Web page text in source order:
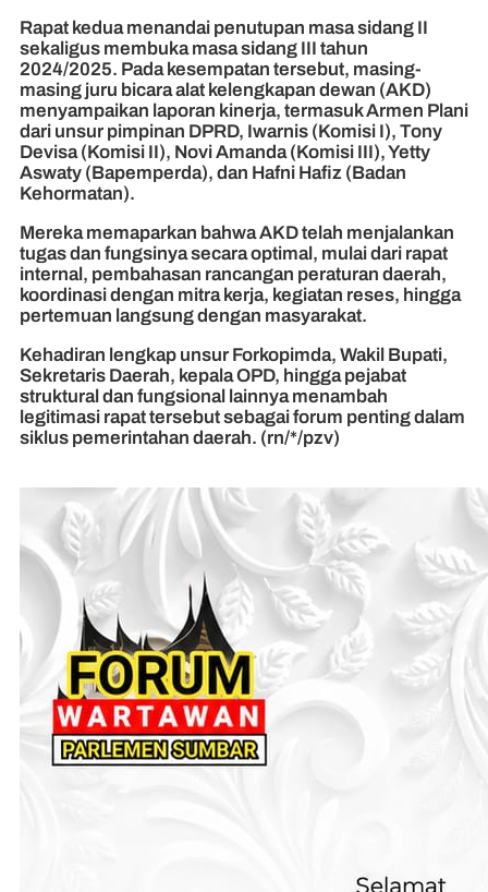
Rapat kedua menandai penutupan masa sidang II
sekaligus membuka masa sidang III tahun
2024/2025. Pada kesempatan tersebut, masing-
masing juru bicara alat kelengkapan dewan (AKD)
menyampaikan laporan kinerja, termasuk Armen Plani
dari unsur pimpinan DPRD, Iwarnis (Komisi I), Tony
Devisa (Komisi II), Novi Amanda (Komisi III), Yetty
Aswaty (Bapemperda), dan Hafni Hafiz (Badan
Kehormatan).
Mereka memaparkan bahwa AKD telah menjalankan
tugas dan fungsinya secara optimal, mulai dari rapat
internal, pembahasan rancangan peraturan daerah,
koordinasi dengan mitra kerja, kegiatan reses, hingga
pertemuan langsung dengan masyarakat.
Kehadiran lengkap unsur Forkopimda, Wakil Bupati,
Sekretaris Daerah, kepala OPD, hingga pejabat
struktural dan fungsional lainnya menambah
legitimasi rapat tersebut sebagai forum penting dalam
siklus pemerintahan daerah. (rn/*/pzv)